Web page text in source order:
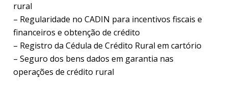
rural
– Regularidade no CADIN para incentivos fiscais e
financeiros e obtenção de crédito
– Registro da Cédula de Crédito Rural em cartório
– Seguro dos bens dados em garantia nas
operações de crédito rural